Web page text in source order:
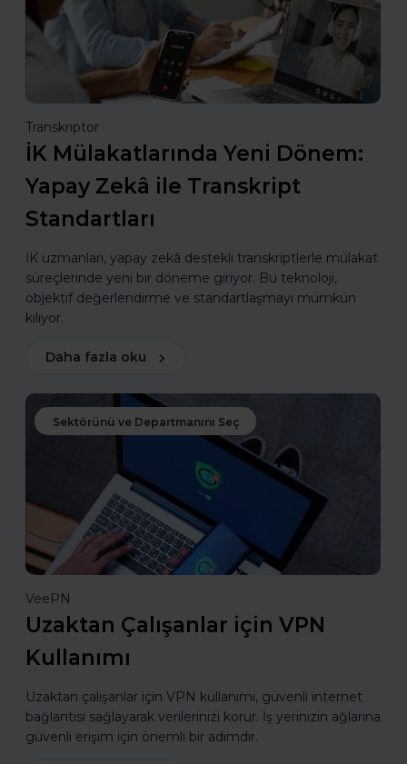
Transkriptor
İK Mülakatlarında Yeni Dönem:
Yapay Zekâ ile Transkript
Standartları
İK uzmanları, yapay zekâ destekli transkriptlerle mülakat
süreçlerinde yeni bir döneme giriyor. Bu teknoloji,
objektif değerlendirme ve standartlaşmayı mümkün
kılıyor.
Daha fazla oku
Sektörünü ve Departmanını Seç
VeePN
Uzaktan Çalışanlar için VPN
Kullanımı
Uzaktan çalışanlar için VPN kullanımı, güvenli internet
bağlantısı sağlayarak verilerinizi korur. İş yerinizin ağlarına
güvenli erişim için önemli bir adımdır.